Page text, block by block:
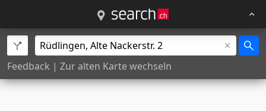
Feedback | Zur alten Karte wechseln